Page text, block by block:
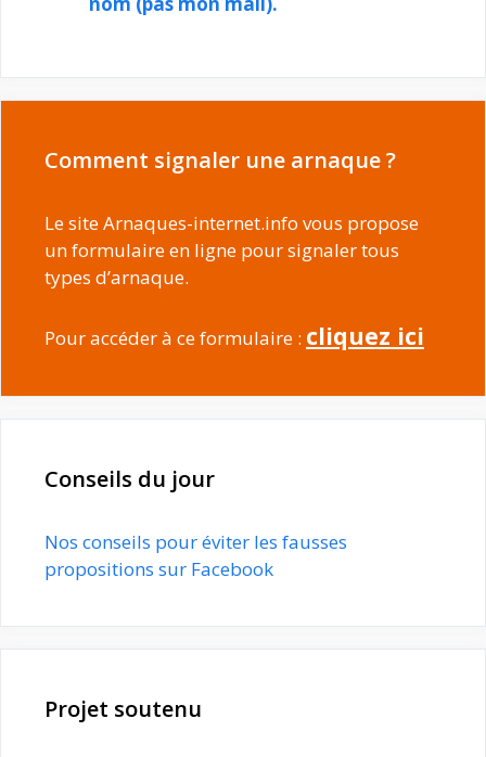
Comment signaler une arnaque ?
Le site Arnaques-internet.info vous propose
un formulaire en ligne pour signaler tous
types d’arnaque.
Pour accéder à ce formulaire : cliquez ici
Conseils du jour
Nos conseils pour éviter les fausses
propositions sur Facebook
Projet soutenu